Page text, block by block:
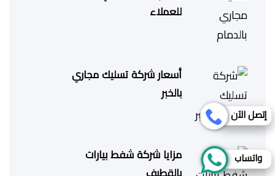
للعملاء
أسعار شركة تسليك مجاري
بالخبر
مزايا شركة شفط بيارات
بالقطيف
إتصل الآن
واتساب